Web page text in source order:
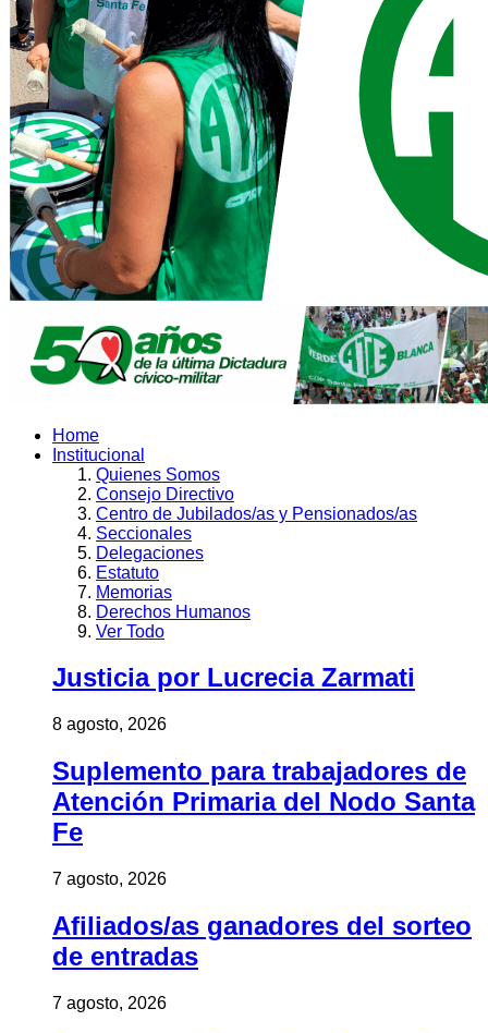
Home
Institucional
Quienes Somos
Consejo Directivo
Centro de Jubilados/as y Pensionados/as
Seccionales
Delegaciones
Estatuto
Memorias
Derechos Humanos
Ver Todo
Justicia por Lucrecia Zarmati
8 agosto, 2026
Suplemento para trabajadores de
Atención Primaria del Nodo Santa
Fe
7 agosto, 2026
Afiliados/as ganadores del sorteo
de entradas
7 agosto, 2026